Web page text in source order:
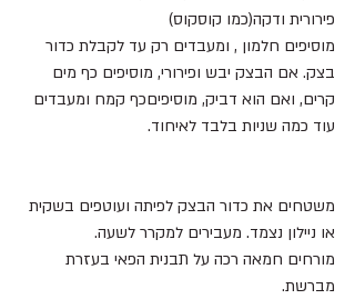
פירורית ודקה(כמו קוסקוס)
מוסיפים חלמון , ומעבדים רק עד לקבלת כדור
בצק. אם הבצק יבש ופירורי, מוסיפים כף מים
קרים, ואם הוא דביק, מוסיפיםכף קמח ומעבדים
עוד כמה שניות בלבד לאיחוד.
משטחים את כדור הבצק לפיתה ועוטפים בשקית
או ניילון נצמד. מעבירים למקרר לשעה.
מורחים חמאה רכה על תבנית הפאי בעזרת
מברשת.